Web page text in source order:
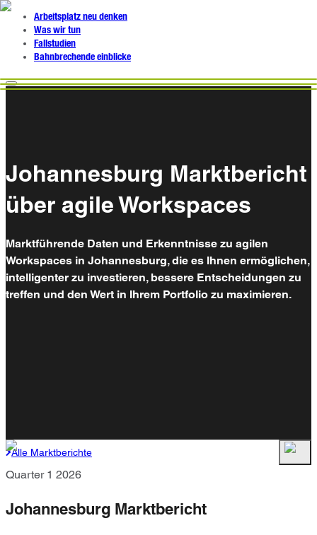
Arbeitsplatz neu denken
Was wir tun
Fallstudien
Bahnbrechende einblicke
Johannesburg Marktbericht
über agile Workspaces
Marktführende Daten und Erkenntnisse zu agilen
Workspaces in Johannesburg, die es Ihnen ermöglichen,
intelligenter zu investieren, bessere Entscheidungen zu
treffen und den Wert in Ihrem Portfolio zu maximieren.
Alle Marktberichte
Quarter 1 2026
Johannesburg Marktbericht